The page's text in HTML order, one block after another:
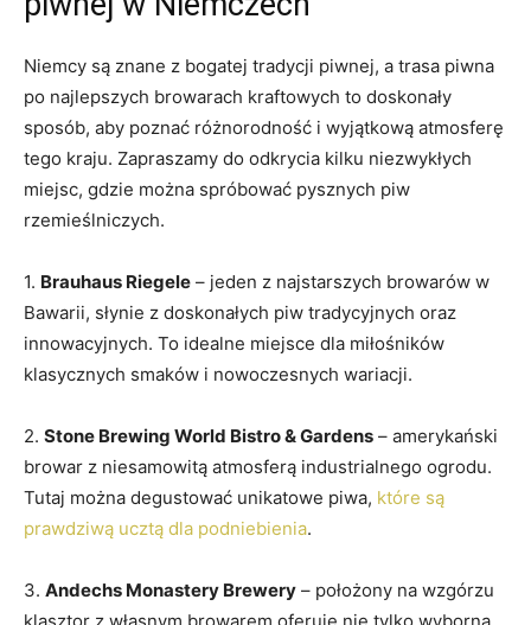
Niemcy są znane z bogatej tradycji piwnej, a ⁢trasa piwna
po najlepszych browarach⁤ kraftowych to‌ doskonały
sposób,⁤ aby poznać różnorodność i wyjątkową atmosferę
tego⁣ kraju. Zapraszamy do odkrycia kilku niezwykłych
miejsc, gdzie można spróbować‍ pysznych piw
rzemieślniczych.
1. Brauhaus ⁤Riegele – jeden ⁤z⁣ najstarszych ⁤browarów w
Bawarii, słynie z doskonałych piw tradycyjnych oraz
innowacyjnych. To‍ idealne miejsce ⁢dla miłośników
klasycznych smaków i nowoczesnych wariacji.
2. Stone Brewing World‍ Bistro & Gardens – amerykański
browar ⁤z niesamowitą atmosferą ​industrialnego ogrodu.
Tutaj ​można degustować unikatowe piwa, które są
prawdziwą ucztą dla podniebienia.
3. Andechs Monastery⁣ Brewery – ⁣położony na⁤ wzgórzu